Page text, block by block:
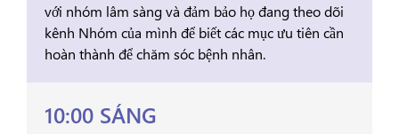
với nhóm lâm sàng và đảm bảo họ đang theo dõi
kênh Nhóm của mình để biết các mục ưu tiên cần
hoàn thành để chăm sóc bệnh nhân.
10:00 SÁNG